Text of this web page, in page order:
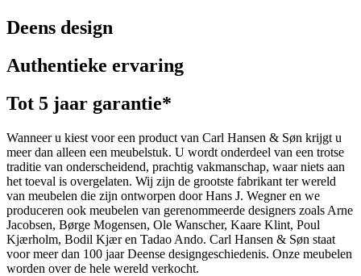
Deens design
Authentieke ervaring
Tot 5 jaar garantie*
Wanneer u kiest voor een product van Carl Hansen & Søn krijgt u
meer dan alleen een meubelstuk. U wordt onderdeel van een trotse
traditie van onderscheidend, prachtig vakmanschap, waar niets aan
het toeval is overgelaten. Wij zijn de grootste fabrikant ter wereld
van meubelen die zijn ontworpen door Hans J. Wegner en we
produceren ook meubelen van gerenommeerde designers zoals Arne
Jacobsen, Børge Mogensen, Ole Wanscher, Kaare Klint, Poul
Kjærholm, Bodil Kjær en Tadao Ando. Carl Hansen & Søn staat
voor meer dan 100 jaar Deense designgeschiedenis. Onze meubelen
worden over de hele wereld verkocht.